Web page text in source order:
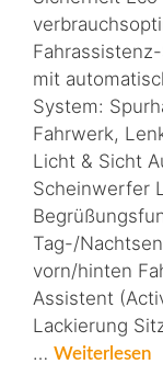
mit
System:
Fahrwerk,
Licht & Sicht
Scheinwerfer
Tag-/
vorn/hinten
Assistent
Lackierung
… Weiterlesen